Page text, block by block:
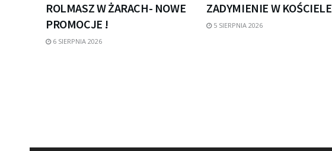
ROLMASZ W ŻARACH- NOWE
PROMOCJE !
6 SIERPNIA 2026
ZADYMIENIE W KOŚCIELE
5 SIERPNIA 2026